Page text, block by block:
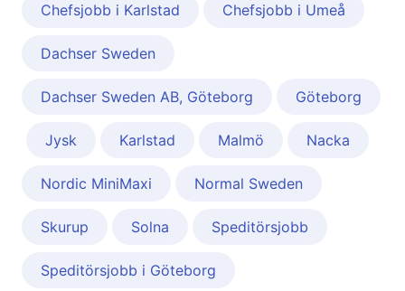
Chefsjobb i Karlstad Chefsjobb i Umeå
Dachser Sweden
Dachser Sweden AB, Göteborg Göteborg
Jysk Karlstad Malmö Nacka
Nordic MiniMaxi Normal Sweden
Skurup Solna Speditörsjobb
Speditörsjobb i Göteborg